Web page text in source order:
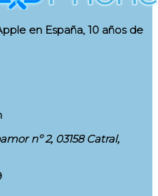
en España, 10 años de
nº 2, 03158 Catral,